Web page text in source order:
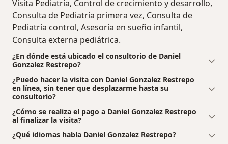
Visita Pediatría, Control de crecimiento y desarrollo,
Consulta de Pediatría primera vez, Consulta de
Pediatría control, Asesoría en sueño infantil,
Consulta externa pediátrica.
¿En dónde está ubicado el consultorio de Daniel
Gonzalez Restrepo?
¿Puedo hacer la visita con Daniel Gonzalez Restrepo
en línea, sin tener que desplazarme hasta su
consultorio?
¿Cómo se realiza el pago a Daniel Gonzalez Restrepo
al finalizar la visita?
¿Qué idiomas habla Daniel Gonzalez Restrepo?